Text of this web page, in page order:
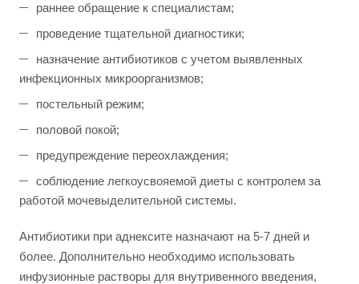
раннее обращение к специалистам;
проведение тщательной диагностики;
назначение антибиотиков с учетом выявленных
инфекционных микроорганизмов;
постельный режим;
половой покой;
предупреждение переохлаждения;
соблюдение легкоусвояемой диеты с контролем за
работой мочевыделительной системы.
Антибиотики при аднексите назначают на 5-7 дней и
более. Дополнительно необходимо использовать
инфузионные растворы для внутривенного введения,